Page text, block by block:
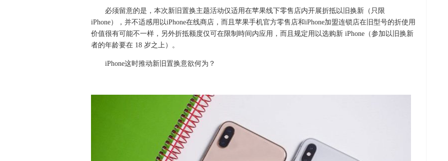
必须留意的是，本次新旧置换主题活动仅适用在苹果线下零售店内开展折抵以旧换新（只限
iPhone），并不适感用以iPhone在线商店，而且苹果手机官方零售店和iPhone加盟连锁店在旧型号的折使用
价值很有可能不一样，另外折抵额度仅可在限制時间内应用，而且规定用以选购新 iPhone（参加以旧换新
者的年龄要在 18 岁之上）。
iPhone这时推动新旧置换意欲何为？